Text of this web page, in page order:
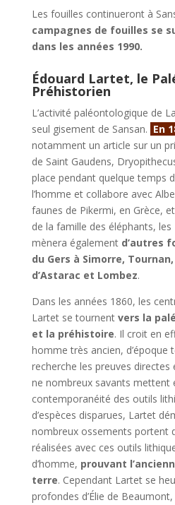
Les fouilles continueront à
campagnes de fouilles se
dans les années 1990.
Édouard Lartet, le
Préhistorien
L’activité paléontologique de
seul gisement de Sansan. En
notamment un article sur un
de Saint Gaudens,
place pendant quelque temps
l’homme et collabore avec
faunes de Pikermi, en Grèce,
de la famille des éléphants, les
mènera également d’autres
du Gers à Simorre,
d’Astarac et Lombez.
Dans les années 1860, les
Lartet se tournent vers la
et la préhistoire. Il croit en
homme très ancien, d’époque
recherche les preuves directes
ne nombreux savants mettent
contemporanéité des outils
d’espèces disparues, Lartet
nombreux ossements portent
réalisées avec ces outils
d’homme, prouvant
terre. Cependant Lartet se
profondes d’Élie de